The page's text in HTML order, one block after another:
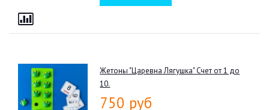
Жетоны "Царевна Лягушка" Счет от 1 до
10.
750 руб